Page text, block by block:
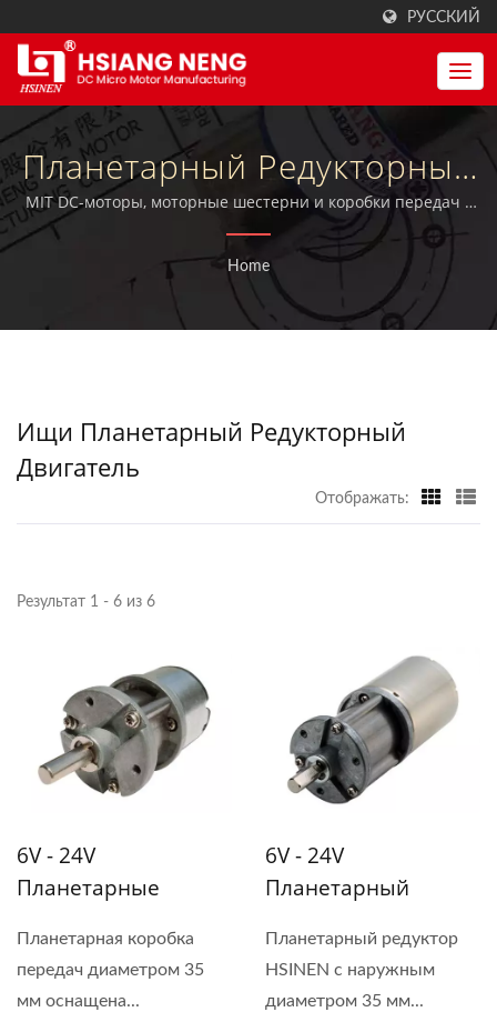
РУССКИЙ
Планетарный Редукторный
ДвигательИскал |
Производитель
Высококрутящихся
Моторов И Редукторов |
MIT DC-моторы, моторные шестерни и коробки передач с
квалифицированным сертификатом ISO 9001:2015, а также
сертификатами TUV, CE и UL.
Home
Ищи Планетарный Редукторный
Двигатель
Отображать:
Результат 1 - 6 из 6
6V - 24V
Планетарные
Мм С Допустимым
Крутящим
Моментом 15 Кгс
Планетарная коробка
передач диаметром 35
мм оснащена...
6V - 24V
Планетарный
Крутящим
Моментом
Диаметром Φ 22 Мм
Планетарный редуктор
HSINEN с наружным
диаметром 35 мм...